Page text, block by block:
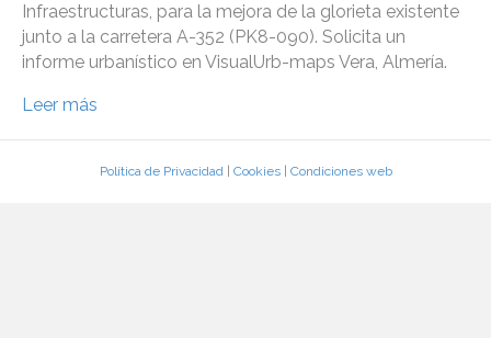
Infraestructuras, para la mejora de la glorieta existente
junto a la carretera A-352 (PK8-090). Solicita un
informe urbanístico en VisualUrb-maps Vera, Almería.
Leer más
Política de Privacidad| Cookies| Condiciones web